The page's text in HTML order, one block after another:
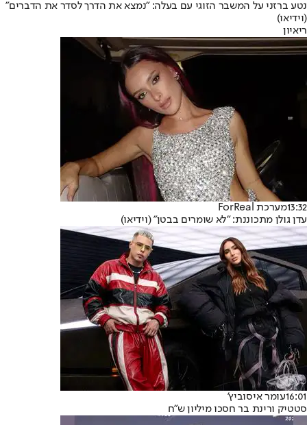
נטע ברזני על המשבר הזוגי עם בעלה: "נמצא את הדרך לסדר את הדברים"
(וידיאו)
ריאיון
13:32מערכת ForReal
עדן גולן מתכוננת: "לא שומרים בבטן" (וידיאו)
16:01עומר איסוביץ'
סטטיק ורינת בר חסכו מיליון ש"ח